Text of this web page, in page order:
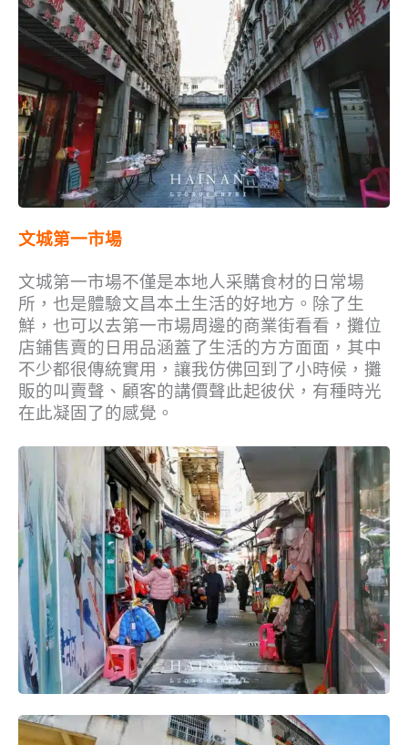
文城第一市場
文城第一市場不僅是本地人采購食材的日常場
所，也是體驗文昌本土生活的好地方。除了生
鮮，也可以去第一市場周邊的商業街看看，攤位
店鋪售賣的日用品涵蓋了生活的方方面面，其中
不少都很傳統實用，讓我仿佛回到了小時候，攤
販的叫賣聲、顧客的講價聲此起彼伏，有種時光
在此凝固了的感覺。